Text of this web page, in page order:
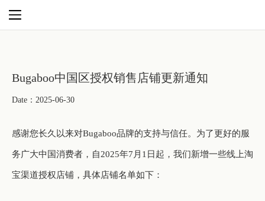
Bugaboo中国区授权销售店铺更新通知
Date：2025-06-30
感谢您长久以来对Bugaboo品牌的支持与信任。为了更好的服
务广大中国消费者，自2025年7 月 1 日起，我们新增一些线上淘
宝渠道授权店铺，具体店铺名单如下：